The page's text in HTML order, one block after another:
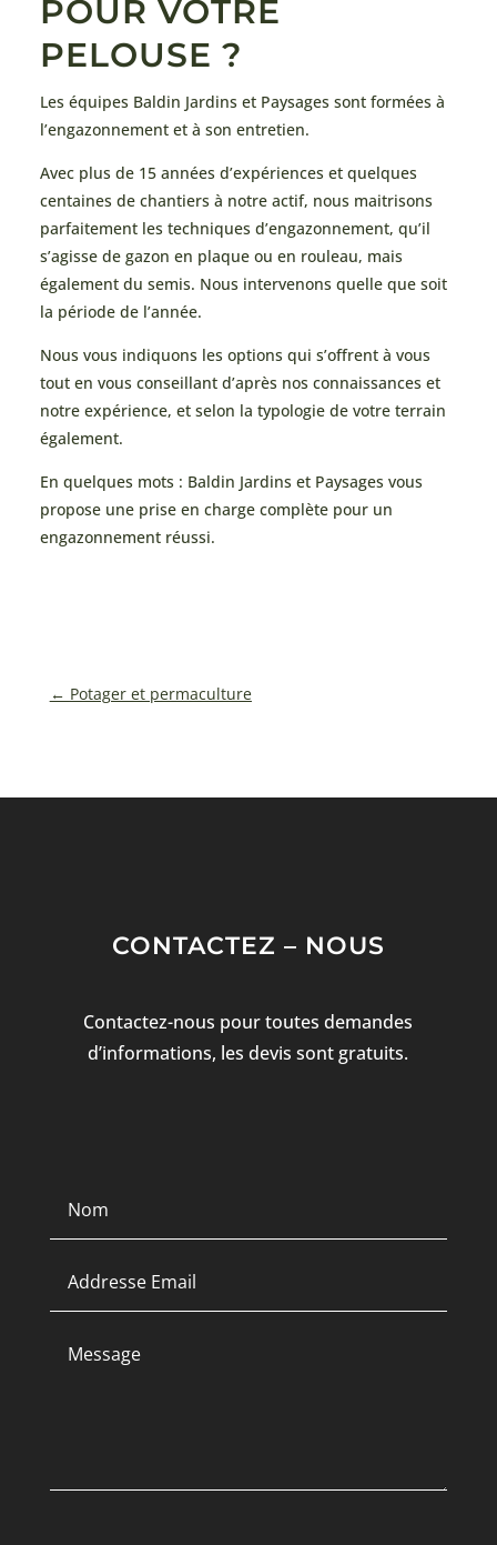
POUR VOTRE
PELOUSE ?
Les équipes Baldin Jardins et Paysages sont formées à
l’engazonnement et à son entretien.
Avec plus de 15 années d’expériences et quelques
centaines de chantiers à notre actif, nous maitrisons
parfaitement les techniques d’engazonnement, qu’il
s’agisse de gazon en plaque ou en rouleau, mais
également du semis. Nous intervenons quelle que soit
la période de l’année.
Nous vous indiquons les options qui s’offrent à vous
tout en vous conseillant d’après nos connaissances et
notre expérience, et selon la typologie de votre terrain
également.
En quelques mots : Baldin Jardins et Paysages vous
propose une prise en charge complète pour un
engazonnement réussi.
← Potager et permaculture
CONTACTEZ – NOUS
Contactez-nous pour toutes demandes
d’informations, les devis sont gratuits.